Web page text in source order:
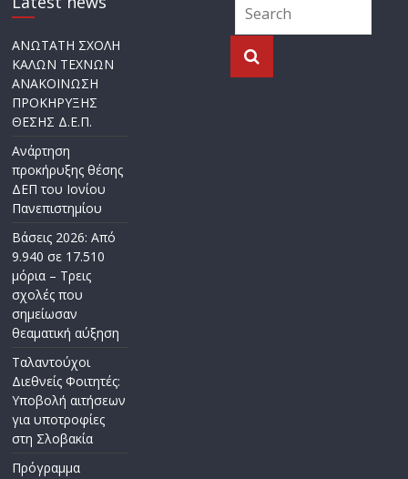
ΑΝΩΤΑΤΗ ΣΧΟΛΗ
ΚΑΛΩΝ ΤΕΧΝΩΝ
ΑΝΑΚΟΙΝΩΣΗ
ΠΡΟΚΗΡΥΞΗΣ
ΘΕΣΗΣ Δ.Ε.Π.
Ανάρτηση
προκήρυξης θέσης
ΔΕΠ του Ιονίου
Πανεπιστημίου
Βάσεις 2026: Από
9.940 σε 17.510
μόρια – Τρεις
σχολές που
σημείωσαν
θεαματική αύξηση
Ταλαντούχοι
Διεθνείς Φοιτητές:
Υποβολή αιτήσεων
για υποτροφίες
στη Σλοβακία
Πρόγραμμα